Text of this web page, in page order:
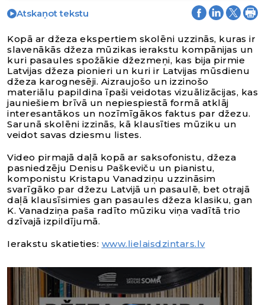
Atskaņot tekstu
Kopā ar džeza ekspertiem skolēni uzzinās, kuras ir
slavenākās džeza mūzikas ierakstu kompānijas un
kuri pasaules spožākie džezmeņi, kas bija pirmie
Latvijas džeza pionieri un kuri ir Latvijas mūsdienu
džeza karognesēji. Aizraujošo un izzinošo
materiālu papildina īpaši veidotas vizuālizācijas, kas
jauniešiem brīvā un nepiespiestā formā atklāj
interesantākos un nozīmīgākos faktus par džezu.
Sarunā skolēni izzinās, kā klausīties mūziku un
veidot savas dziesmu listes.
Video pirmajā daļā kopā ar saksofonistu, džeza
pasniedzēju Denisu Paškeviču un pianistu,
komponistu Kristapu Vanadziņu uzzināsim
svarīgāko par džezu Latvijā un pasaulē, bet otrajā
daļā klausīsimies gan pasaules džeza klasiku, gan
K. Vanadziņa paša radīto mūziku viņa vadītā trio
dzīvajā izpildījumā.
Ierakstu skatieties: www.lielaisdzintars.lv